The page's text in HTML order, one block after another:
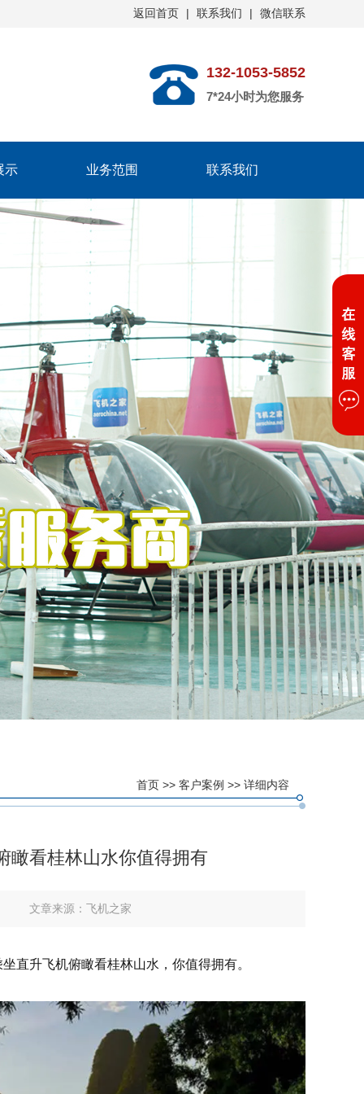
返回首页 | 联系我们 | 微信联系
132-1053-5852
7*24小时为您服务
示 业务范围 联系我们
首页 >> 客户案例 >> 详细内容
瞰看桂林山水你值得拥有
文章来源： 飞机之家
直升飞机俯瞰看桂林山水，你值得拥有。